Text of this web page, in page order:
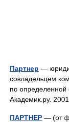
Партнер —
совладельцем
по определенной
Академик.ру.
ПАРТНЕР — (от